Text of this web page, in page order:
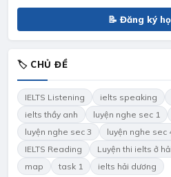
📝 Đăng ký
🏷 CHỦ ĐỀ
IELTS Listening ielts speaking
ielts thầy anh
luyện nghe sec 1
luyện nghe sec 3
luyện nghe sec
IELTS Reading
Luyện thi ielts ở
map
task 1 ielts hải dương